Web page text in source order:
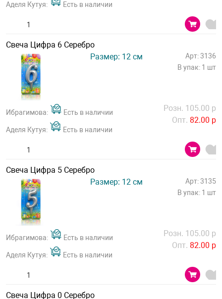
Аделя Кутуя: Есть в наличии
Свеча Цифра 6 Серебро
Размер: 12 см
Арт: 3136
В упак: 1 шт
Ибрагимова: Есть в наличии
Аделя Кутуя: Есть в наличии
Розн. 105.00 р
Опт. 82.00 р
Свеча Цифра 5 Серебро
Размер: 12 см
Арт: 3135
В упак: 1 шт
Ибрагимова: Есть в наличии
Аделя Кутуя: Есть в наличии
Розн. 105.00 р
Опт. 82.00 р
Свеча Цифра 0 Серебро